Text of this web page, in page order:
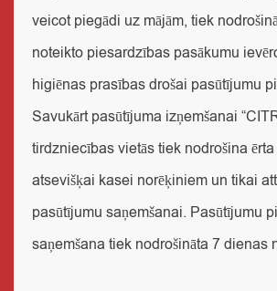
veicot piegādi uz mājām, tiek
noteikto piesardzības pasākumu
higiēnas prasības drošai pasūtījumu
Savukārt pasūtījuma izņemšanai
tirdzniecības vietās tiek nodrošina
atsevišķai kasei norēķiniem un tikai
pasūtījumu saņemšanai. Pasūtījumu
saņemšana tiek nodrošināta 7 dienas